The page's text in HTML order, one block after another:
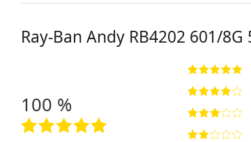
Ray-Ban Andy RB4202 601/8G
100 %